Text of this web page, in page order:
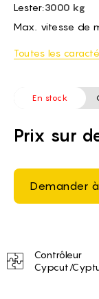
Lester:3000 kg
Max. vitesse de
Toutes les
En stock
Prix sur
Demander
Unique
Contrôleur
Cypcut/